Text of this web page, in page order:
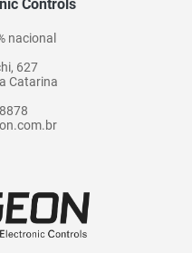
Controls
nacional
627
Catarina